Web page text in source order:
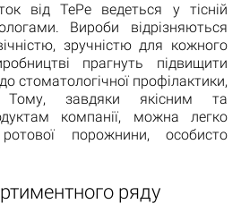
від TePe ведеться у тісній
Вироби відрізняються
зручністю для кожного
прагнуть підвищити
стоматологічної профілактики,
Тому, завдяки якісним та
компанії, можна легко
порожнини, особисто
ряду